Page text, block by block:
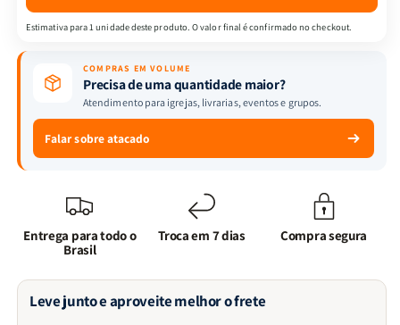
Ecobag
sou
Ecobag
sou
a
videira
Estimativa para 1 unidade deste produto. O valor final é confirmado no checkout.
COMPRAS EM VOLUME
Precisa de uma quantidade maior?
Atendimento para igrejas, livrarias, eventos e grupos.
Falar sobre atacado
Entrega para todo o
Brasil
Troca em 7 dias Compra segura
Leve junto e aproveite melhor o frete